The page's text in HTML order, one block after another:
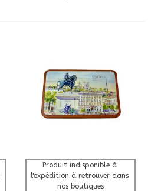
Produit indisponible à
l'expédition à retrouver dans
nos boutiques